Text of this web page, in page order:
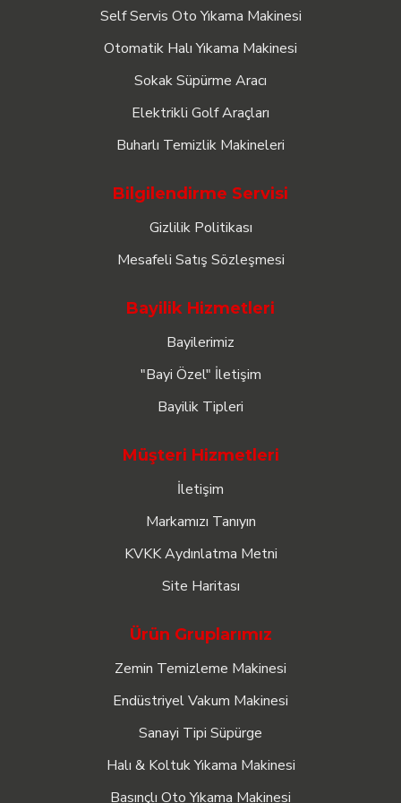
Self Servis Oto Yıkama Makinesi
Otomatik Halı Yıkama Makinesi
Sokak Süpürme Aracı
Elektrikli Golf Araçları
Buharlı Temizlik Makineleri
Bilgilendirme Servisi
Gizlilik Politikası
Mesafeli Satış Sözleşmesi
Bayilik Hizmetleri
Bayilerimiz
"Bayi Özel" İletişim
Bayilik Tipleri
Müşteri Hizmetleri
İletişim
Markamızı Tanıyın
KVKK Aydınlatma Metni
Site Haritası
Ürün Gruplarımız
Zemin Temizleme Makinesi
Endüstriyel Vakum Makinesi
Sanayi Tipi Süpürge
Halı & Koltuk Yıkama Makinesi
Basınçlı Oto Yıkama Makinesi